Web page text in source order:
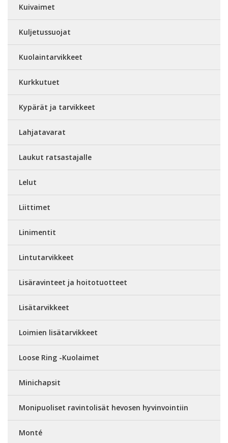
Kuivaimet
Kuljetussuojat
Kuolaintarvikkeet
Kurkkutuet
Kypärät ja tarvikkeet
Lahjatavarat
Laukut ratsastajalle
Lelut
Liittimet
Linimentit
Lintutarvikkeet
Lisäravinteet ja hoitotuotteet
Lisätarvikkeet
Loimien lisätarvikkeet
Loose Ring -Kuolaimet
Minichapsit
Monipuoliset ravintolisät hevosen hyvinvointiin
Monté